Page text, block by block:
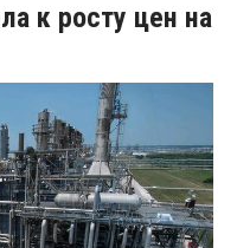
к росту цен на